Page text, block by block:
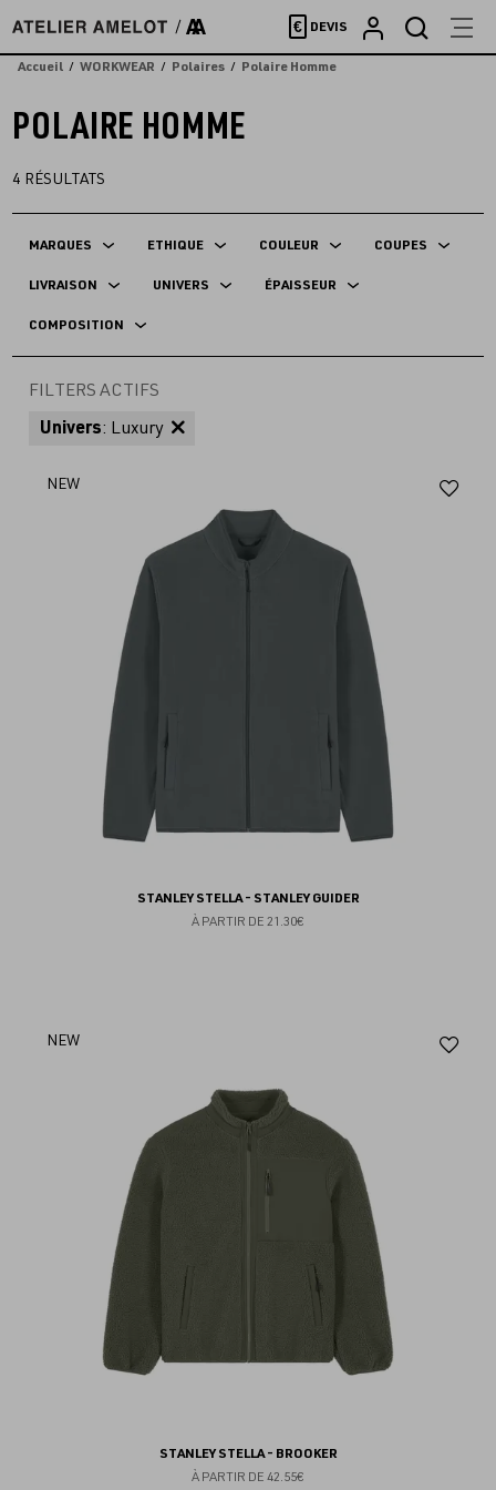
directement
au
€ DEVIS
Accueil WORKWEAR Polaires Polaire Homme
POLAIRE HOMME
4 RÉSULTATS
MARQUES ETHIQUE COULEUR COUPES
LIVRAISON UNIVERS ÉPAISSEUR
COMPOSITION
FILTERS ACTIFS
Univers: Luxury
NEW
STANLEY STELLA - STANLEY GUIDER
À PARTIR DE 21.30€
NEW
STANLEY STELLA - BROOKER
À PARTIR DE 42.55€